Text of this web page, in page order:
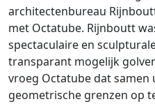
architectenbureau
met Octatube. Rijnboutt
spectaculaire en
transparant mogelijk
vroeg Octatube dat sa­men
geometrische grenzen op